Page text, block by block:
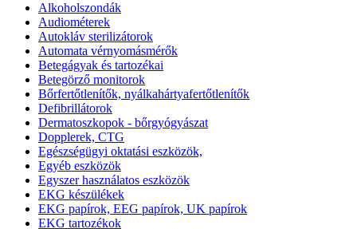
Alkoholszondák
Audiométerek
Autokláv sterilizátorok
Automata vérnyomásmérők
Betegágyak és tartozékai
Betegörző monitorok
Bőrfertőtlenítők, nyálkahártyafertőtlenítők
Defibrillátorok
Dermatoszkopok - bőrgyógyászat
Dopplerek, CTG
Egészségügyi oktatási eszközök,
Egyéb eszközök
Egyszer használatos eszközök
EKG készülékek
EKG papírok, EEG papírok, UK papírok
EKG tartozékok